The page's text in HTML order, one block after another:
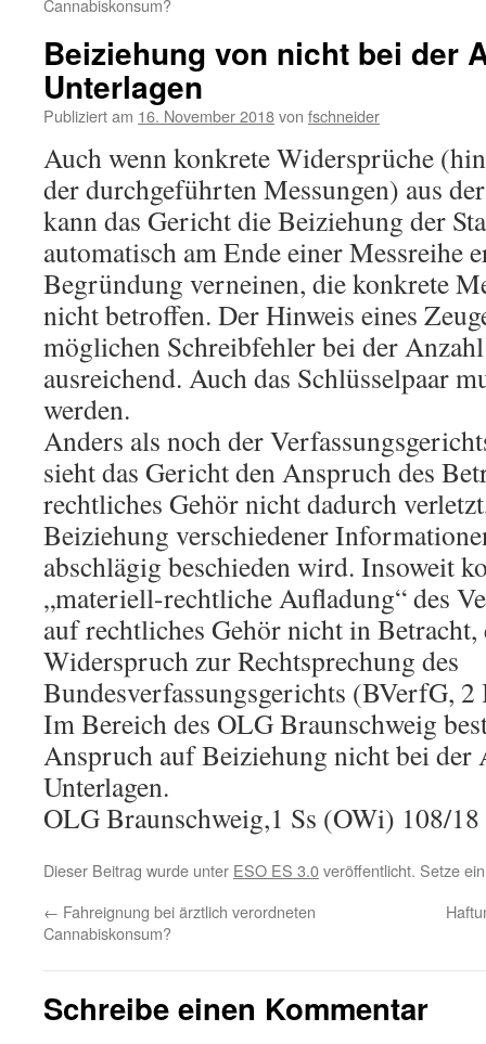
Cannabiskonsum?
Beiziehung von nicht bei der
Unterlagen
Publiziert am 16. November 2018von fschneider
Auch wenn konkrete Widersprüche
der durchgeführten Messungen) aus
kann das Gericht die Beiziehung der
automatisch am Ende einer Messreihe
Begründung verneinen, die konkrete
nicht betroffen. Der Hinweis eines
möglichen Schreibfehler bei der
ausreichend. Auch das Schlüsselpaar
werden.
Anders als noch der
sieht das Gericht den Anspruch des
rechtliches Gehör nicht dadurch
Beiziehung verschiedener
abschlägig beschieden wird. Insoweit
„materiell-rechtliche Aufladung“ des
auf rechtliches Gehör nicht in Betracht,
Widerspruch zur Rechtsprechung des
Bundesverfassungsgerichts (BVerfG,
Im Bereich des OLG Braunschweig
Anspruch auf Beiziehung nicht bei der
Unterlagen.
OLG Braunschweig,1 Ss (OWi) 108/18
Dieser Beitrag wurde unter ESO ES 3.0veröffentlicht. Setze
← Fahreignung bei ärztlich verordneten
Cannabiskonsum?
Schreibe einen Kommentar